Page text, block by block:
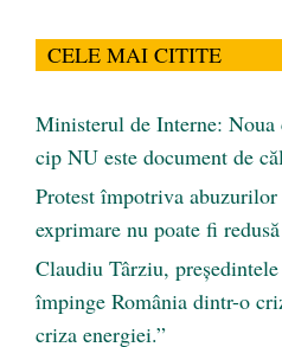
CELE MAI CITITE
Ministerul de Interne: Noua
cip NU este document de
Protest împotriva
exprimare nu poate fi
Claudiu Târziu,
împinge România dintr-o
criza energiei.”